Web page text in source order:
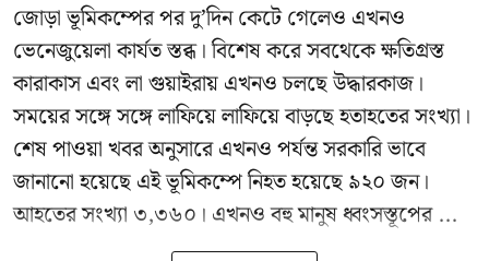
জোড়া ভূমিকম্পের পর দু’দিন কেটে গেলেও এখনও
ভেনেজুয়েলাকার্যত স্তব্ধ। বিশেষ করে সবথেকে ক্ষতিগ্রস্ত
কারাকাস এবং লা গুয়াইরায় এখনও চলছে উদ্ধারকাজ।
সময়ের সঙ্গে সঙ্গে লাফিয়ে লাফিয়ে বাড়ছে হতাহতের সংখ্যা।
শেষ পাওয়া খবর অনুসারে এখনও পর্যন্ত সরকারি ভাবে
জানানো হয়েছে এই ভূমিকম্পে নিহত হয়েছে ৯২০ জন।
আহতের সংখ্যা ৩,৩৬০। এখনও বহু মানুষ ধ্বংসস্তূপের ...